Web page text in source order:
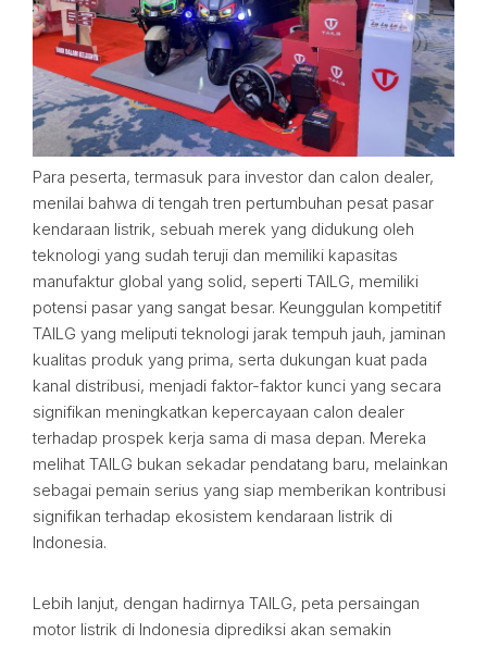
Para peserta, termasuk para investor dan calon dealer,
menilai bahwa di tengah tren pertumbuhan pesat pasar
kendaraan listrik, sebuah merek yang didukung oleh
teknologi yang sudah teruji dan memiliki kapasitas
manufaktur global yang solid, seperti TAILG, memiliki
potensi pasar yang sangat besar. Keunggulan kompetitif
TAILG yang meliputi teknologi jarak tempuh jauh, jaminan
kualitas produk yang prima, serta dukungan kuat pada
kanal distribusi, menjadi faktor-faktor kunci yang secara
signifikan meningkatkan kepercayaan calon dealer
terhadap prospek kerja sama di masa depan. Mereka
melihat TAILG bukan sekadar pendatang baru, melainkan
sebagai pemain serius yang siap memberikan kontribusi
signifikan terhadap ekosistem kendaraan listrik di
Indonesia.
Lebih lanjut, dengan hadirnya TAILG, peta persaingan
motor listrik di Indonesia diprediksi akan semakin